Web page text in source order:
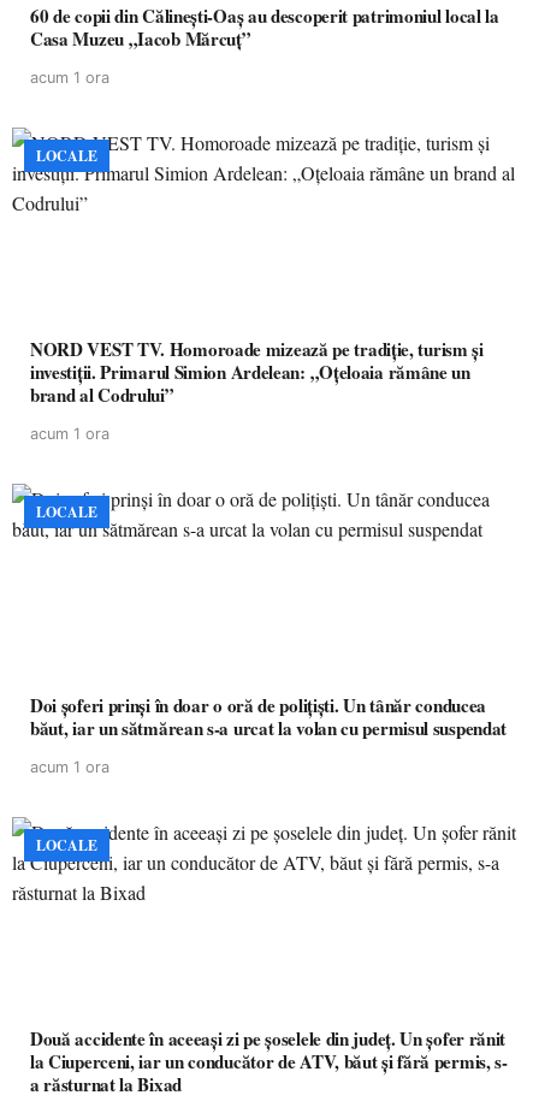
60 de copii din Călinești-Oaș au descoperit patrimoniul local la
Casa Muzeu „Iacob Mărcuț”
acum 1 ora
LOCALE
NORD VEST TV. Homoroade mizează pe tradiție, turism și
investiții. Primarul Simion Ardelean: „Oțeloaia rămâne un
brand al Codrului”
acum 1 ora
LOCALE
Doi șoferi prinși în doar o oră de polițiști. Un tânăr conducea
băut, iar un sătmărean s-a urcat la volan cu permisul suspendat
acum 1 ora
LOCALE
Două accidente în aceeași zi pe șoselele din județ. Un șofer rănit
la Ciuperceni, iar un conducător de ATV, băut și fără permis, s-
a răsturnat la Bixad